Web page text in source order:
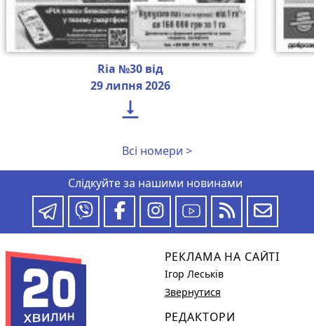
Ria №30 від
29 липня 2026

Всі номери >
Слідкуйте за нашими новинами
РЕКЛАМА НА САЙТІ
Ігор Леськів
Звернутися
РЕДАКТОРИ